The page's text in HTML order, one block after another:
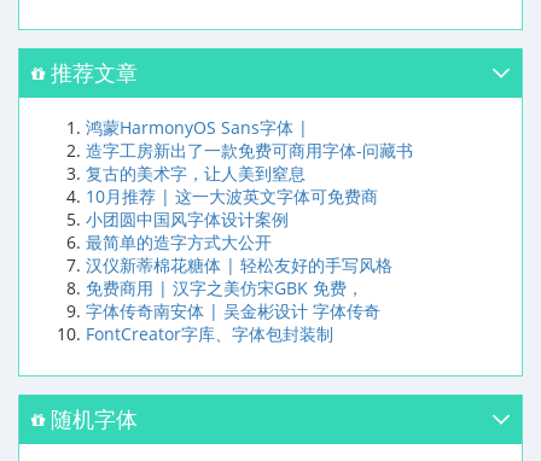
推荐文章
鸿蒙HarmonyOS Sans字体 |
造字工房新出了一款免费可商用字体-问藏书
复古的美术字，让人美到窒息
10月推荐 | 这一大波英文字体可免费商
小团圆中国风字体设计案例
最简单的造字方式大公开
汉仪新蒂棉花糖体 | 轻松友好的手写风格
免费商用 | 汉字之美仿宋GBK 免费，
字体传奇南安体 | 吴金彬设计 字体传奇
FontCreator字库、字体包封装制
随机字体